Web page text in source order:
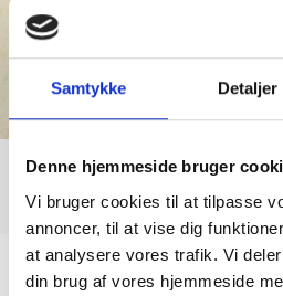
Samtykke Detaljer
Denne hjemmeside bruger
Vi bruger cookies til at tilpasse
annoncer, til at vise dig
at analysere vores trafik. Vi
din brug af vores hjemmeside